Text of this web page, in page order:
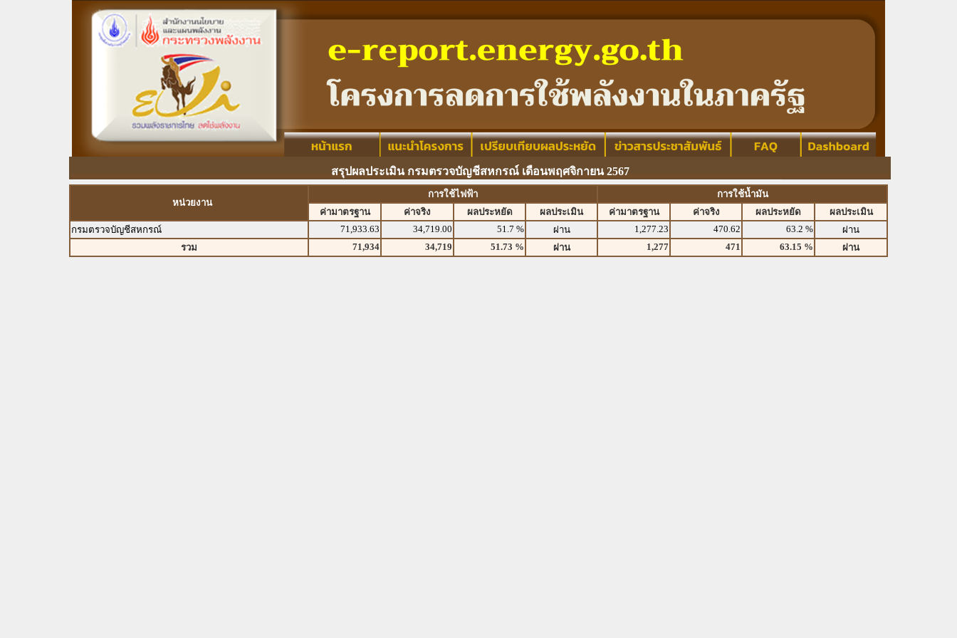
สรุปผลประเมิน กรมตรวจบัญชีสหกรณ์ เดือนพฤศจิกายน 2567
หน่วยงาน
การใช้ไฟฟ้า
การใช้น้ำมัน
ค่ามาตรฐาน
ค่าจริง ผลประหยัด ผลประเมิน ค่ามาตรฐาน ค่าจริง ผลประหยัด
ผลประเมิน
กรมตรวจบัญชีสหกรณ์
71,933.63 34,719.00 51.7 % ผ่าน 1,277.23 470.62 63.2 %
ผ่าน
รวม
71,934 34,719 51.73 % ผ่าน 1,277 471 63.15 % ผ่าน